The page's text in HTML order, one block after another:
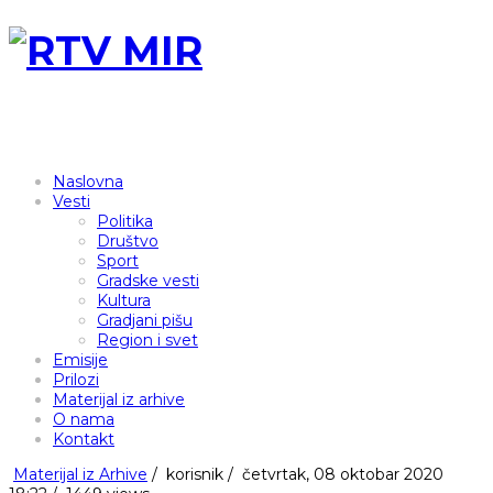
Naslovna
Vesti
Politika
Društvo
Sport
Gradske vesti
Kultura
Gradjani pišu
Region i svet
Emisije
Prilozi
Materijal iz arhive
O nama
Kontakt
Materijal iz Arhive / korisnik / četvrtak, 08 oktobar 2020